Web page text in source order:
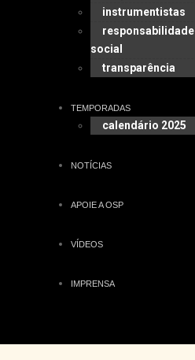
instrumentistas
responsabilidade
social
transparência
TEMPORADAS
calendário 2025
NOTÍCIAS
APOIE A OSP
VÍDEOS
IMPRENSA